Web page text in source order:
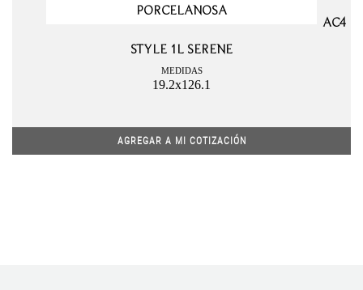
PORCELANOSA
AC4
STYLE 1L SERENE
MEDIDAS
19.2x126.1
AGREGAR A MI COTIZACIÓN